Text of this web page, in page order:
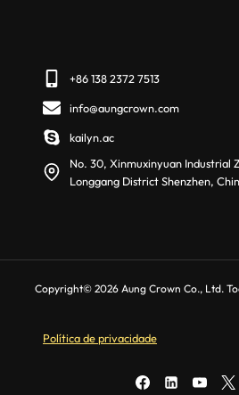
+86 138 2372 7513
info@aungcrown.com
kailyn.ac
No. 30, Xinmuxinyuan Industrial
Longgang District Shenzhen,
Copyright© 2026 Aung Crown Co., Ltd.
Política de privacidade